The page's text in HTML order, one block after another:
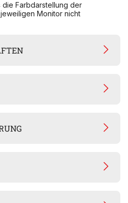
die Farbdarstellung der
Monitor nicht